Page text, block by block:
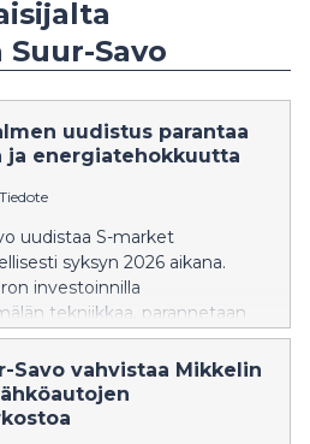
Savo
uudistus parantaa
ja energiatehokkuutta
Tiedote
uudistaa S-market
syksyn 2026 aikana.
investoinnilla
tekniikkaa, parannetaan
palveluita
alueen asiakkaiden
on tarkoitus valmistua vuoden
Savo vahvistaa Mikkelin